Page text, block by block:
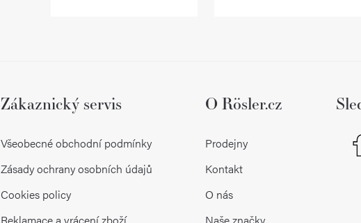
Zákaznický servis
Všeobecné obchodní podmínky
Zásady ochrany osobních údajů
Cookies policy
O Rösler.cz
Prodejny
Kontakt
O nás